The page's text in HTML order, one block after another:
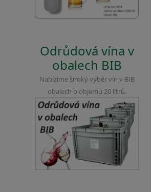
Odrůdová vína v
obalech BIB
Nabízíme široký výběr vín v BIB
obalech o objemu 20 litrů.